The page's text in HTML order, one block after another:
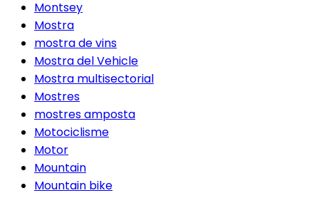
Montsey
Mostra
mostra de vins
Mostra del Vehicle
Mostra multisectorial
Mostres
mostres amposta
Motociclisme
Motor
Mountain
Mountain bike